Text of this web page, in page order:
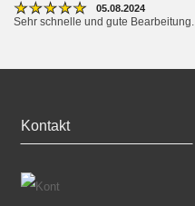
★ ★ ★ ★ ★ 05.08.2024
Sehr schnelle und gute Bearbeitung.
Kontakt